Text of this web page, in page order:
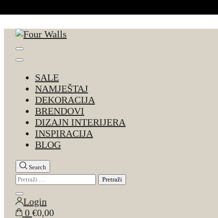
SALE
NAMJEŠTAJ
DEKORACIJA
BRENDOVI
DIZAJN INTERIJERA
INSPIRACIJA
BLOG
Search
Pretraži:
Close
search
Login
0 €0,00